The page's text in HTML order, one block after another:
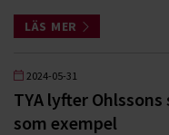
LÄS MER
2024-05-31
TYA lyfter
som exempel